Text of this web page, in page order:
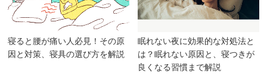
寝ると腰が痛い人必見！その原
因と対策、寝具の選び方を解説
眠れない夜に効果的な対処法と
は？眠れない原因と、寝つきが
良くなる習慣まで解説